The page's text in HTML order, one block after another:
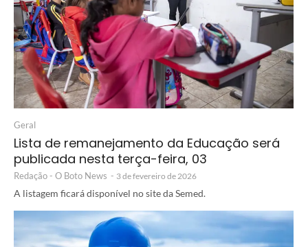
Geral
Lista de remanejamento da Educação será
publicada nesta terça-feira, 03
Redação - O Boto News - 3 de fevereiro de 2026
A listagem ficará disponível no site da Semed.